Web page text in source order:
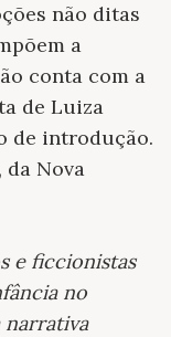
não ditas
a
conta com a
de Luiza
de introdução.
Nova
e ficcionistas
no
narrativa